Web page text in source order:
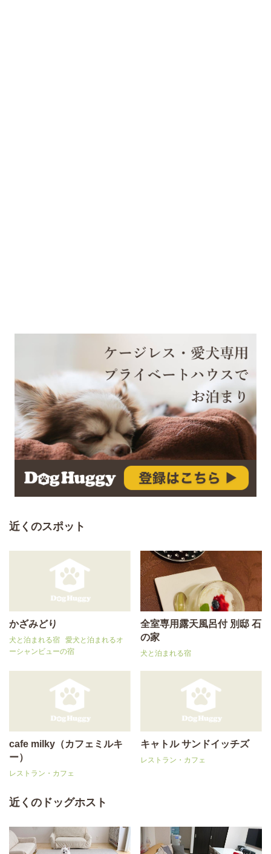
近くのスポット
かざみどり
犬と泊まれる宿
愛犬と泊まれるオ
ーシャンビューの宿
全室専用露天風呂付 別邸 石
の家
犬と泊まれる宿
cafe milky（カフェミルキ
ー）
レストラン・カフェ
キャトル サンドイッチズ
レストラン・カフェ
近くのドッグホスト